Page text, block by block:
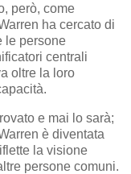
però, come
ha cercato di
le persone
centrali
oltre la loro
e mai lo sarà;
è diventata
la visione
persone comuni.